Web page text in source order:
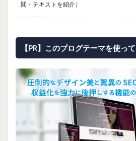
間・テキストを紹介）
【PR】このブログテーマを使っ